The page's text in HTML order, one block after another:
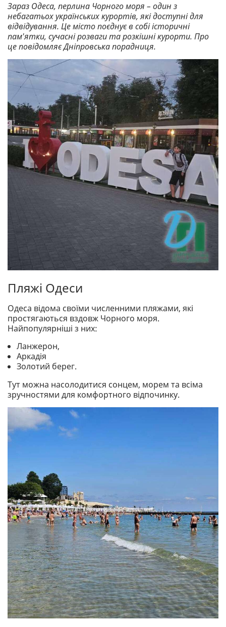
Зараз Одеса, перлина Чорного моря – один з
небагатьох українських курортів, які доступні для
відвідування. Це місто поєднує в собі історичні
пам'ятки, сучасні розваги та розкішні курорти. Про
це повідомляє Дніпровська порадниця.
Пляжі Одеси
Одеса відома своїми численними пляжами, які
простягаються вздовж Чорного моря.
Найпопулярніші з них:
Ланжерон,
Аркадія
Золотий берег.
Тут можна насолодитися сонцем, морем та всіма
зручностями для комфортного відпочинку.